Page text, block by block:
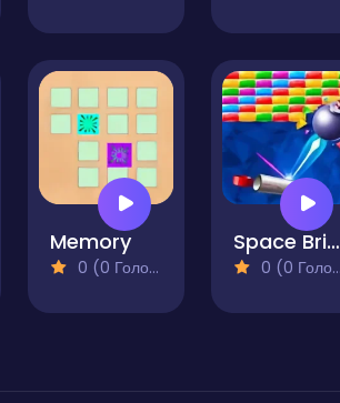
Memory
0 (0 Голосів)
Space Bricks
0 (0 Голосів)